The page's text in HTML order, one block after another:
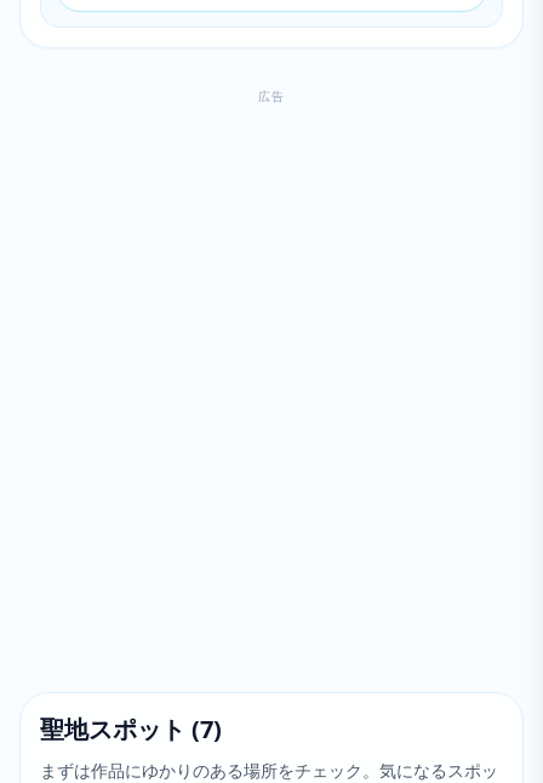
広告
聖地スポット (7)
まずは作品にゆかりのある場所をチェック。気になるスポッ